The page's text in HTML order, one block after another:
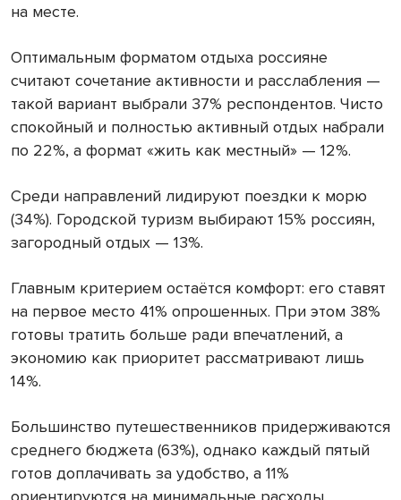
на месте.
Оптимальным форматом отдыха россияне
считают сочетание активности и расслабления —
такой вариант выбрали 37% респондентов. Чисто
спокойный и полностью активный отдых набрали
по 22%, а формат «жить как местный» — 12%.
Среди направлений лидируют поездки к морю
(34%). Городской туризм выбирают 15% россиян,
загородный отдых — 13%.
Главным критерием остаётся комфорт: его ставят
на первое место 41% опрошенных. При этом 38%
готовы тратить больше ради впечатлений, а
экономию как приоритет рассматривают лишь
14%.
Большинство путешественников придерживаются
среднего бюджета (63%), однако каждый пятый
готов доплачивать за удобство, а 11%